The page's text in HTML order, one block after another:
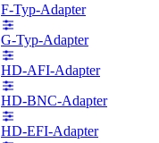
F-Typ-Adapter
G-Typ-Adapter
HD-AFI-Adapter
HD-BNC-Adapter
HD-EFI-Adapter